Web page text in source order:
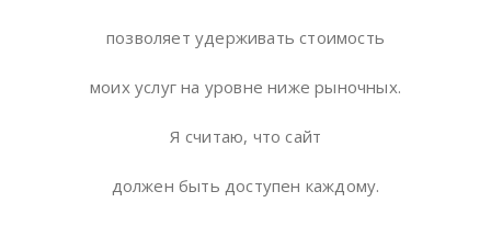
позволяет удерживать стоимость
моих услуг на уровне ниже рыночных.
Я считаю, что сайт
должен быть доступен каждому.